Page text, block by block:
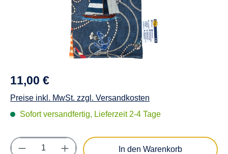
11,00 €
Preise inkl. MwSt. zzgl. Versandkosten
Sofort versandfertig, Lieferzeit 2-4 Tage
Produkt Anzahl: Gib den gewünschten
In den Warenkorb